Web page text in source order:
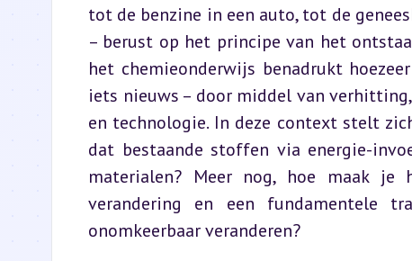
tot de benzine in een auto, tot de
– berust op het principe van het
het chemieonderwijs benadrukt
iets nieuws – door middel van
en technologie. In deze context stelt
dat bestaande stoffen via energie-
materialen? Meer nog, hoe maak je
verandering en een fundamentele
onomkeerbaar veranderen?